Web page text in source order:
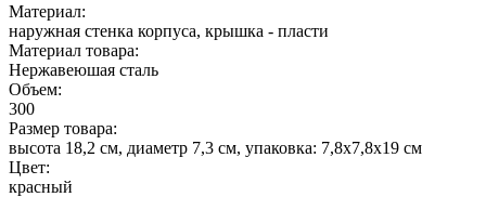
Материал:
наружная стенка корпуса, крышка - пласти
Материал товара:
Нержавеюшая сталь
Объем:
300
Размер товара:
высота 18,2 см, диаметр 7,3 см, упаковка: 7,8x7,8x19 см
Цвет:
красный